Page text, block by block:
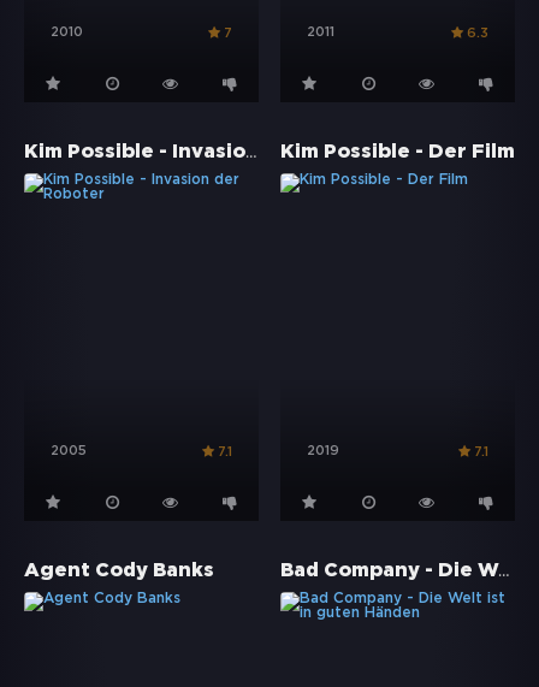
2010 7 2011 6.3
Kim Possible - Invasion der Roboter
2005 7.1
Kim Possible - Der Film
2019 7.1
Agent Cody Banks Bad Company - Die Welt ist in guten Händen